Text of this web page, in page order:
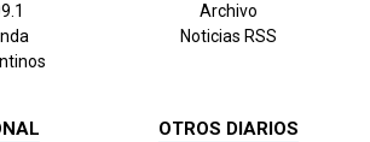
Archivo
Noticias RSS
OTROS DIARIOS